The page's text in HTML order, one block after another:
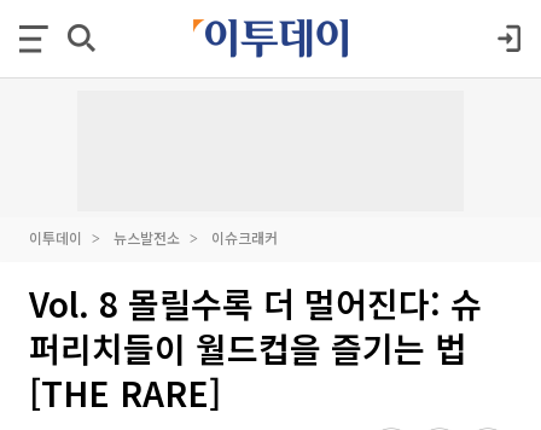
이투데이 뉴스발전소 이슈크래커
Vol. 8 몰릴수록 더 멀어진다: 슈
퍼리치들이 월드컵을 즐기는 법
[THE RARE]